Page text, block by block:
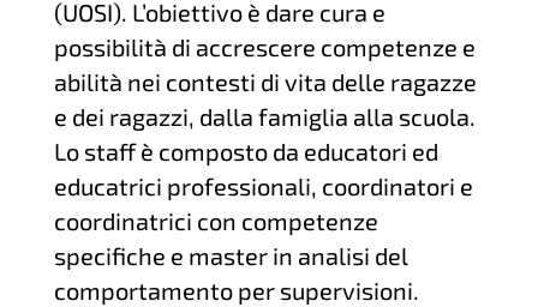
(UOSI). L’obiettivo è dare cura e
possibilità di accrescere competenze e
abilità nei contesti di vita delle ragazze
e dei ragazzi, dalla famiglia alla scuola.
Lo staff è composto da educatori ed
educatrici professionali, coordinatori e
coordinatrici con competenze
specifiche e master in analisi del
comportamento per supervisioni.